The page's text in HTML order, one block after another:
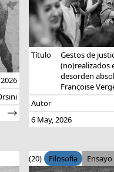
Título
Gestos de
(no)realizados
desorden
Françoise
Autor
6 May, 2026
(20) Filosofía Ensayo